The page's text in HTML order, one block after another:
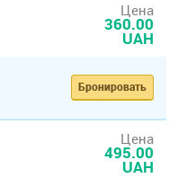
Цена
360.00
UAH
Бронировать
Цена
495.00
UAH